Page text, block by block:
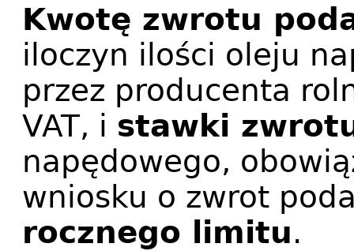
Kwotę zwrotu
iloczyn ilości oleju
przez producenta
VAT, i stawki
napędowego,
wniosku o zwrot
rocznego limitu.